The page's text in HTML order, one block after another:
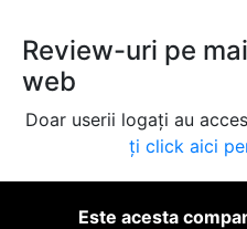
Review-uri pe
web
Doar userii logați au
ți click aici
Este acesta